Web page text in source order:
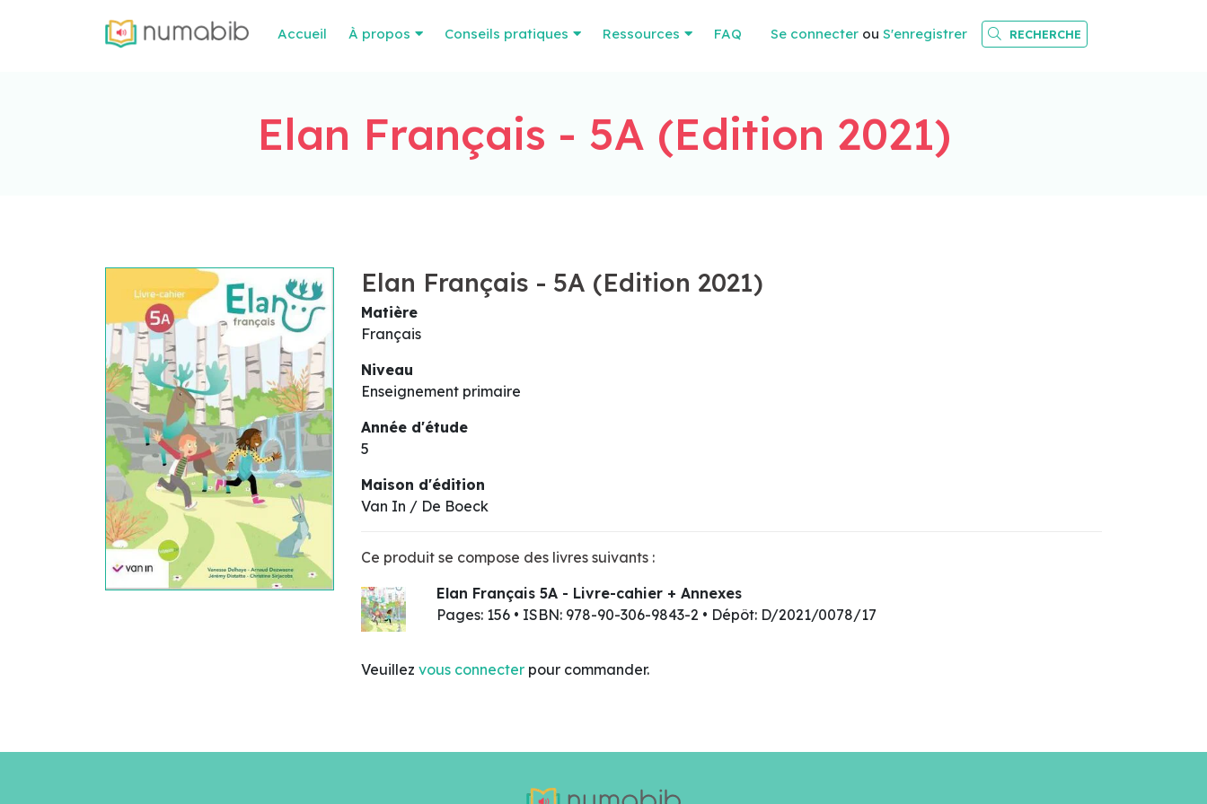
Accueil À propos Conseils pratiques Ressources FAQ Se connecter ou S'enregistrer RECHERCHE
Elan Français - 5A (Edition 2021)
Elan Français - 5A (Edition 2021)
Matière
Français
Niveau
Enseignement primaire
Année d'étude
5
Maison d'édition
Van In / De Boeck
Ce produit se compose des livres suivants :
Elan Français 5A - Livre-cahier + Annexes
Pages: 156 • ISBN: 978-90-306-9843-2 • Dépôt: D/2021/0078/17
Veuillez vous connecter pour commander.